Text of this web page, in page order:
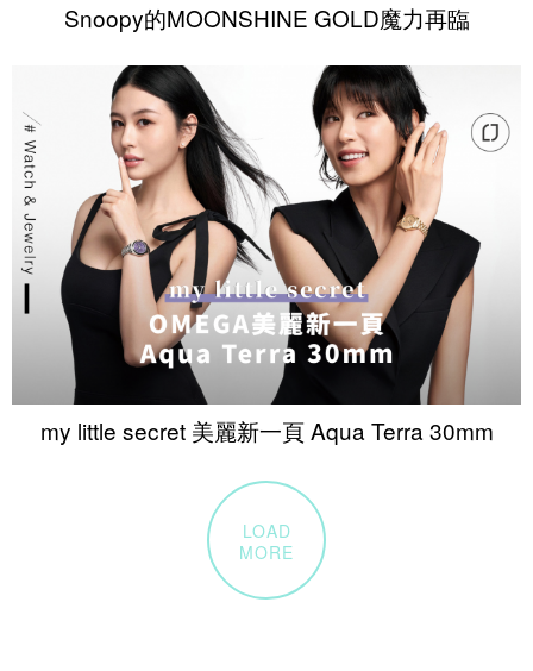
Snoopy的MOONSHINE GOLD魔力再臨
my little secret 美麗新一頁 Aqua Terra 30mm
LOAD
MORE